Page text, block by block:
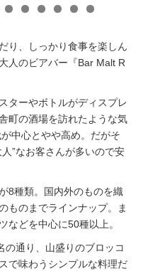
り、しっかり食事を楽しん
人のビアバー『Bar Malt R
ターやボトルがディスプレ
町の酒場を訪れたような気
中心とやや高め。だがそ
”なお客さんが多いので安
8種類。国内外のものを織
ものまでラインナップ。ま
などを中心に50種以上。
の通り、山盛りのブロッコ
で味わうシンプルな料理だ